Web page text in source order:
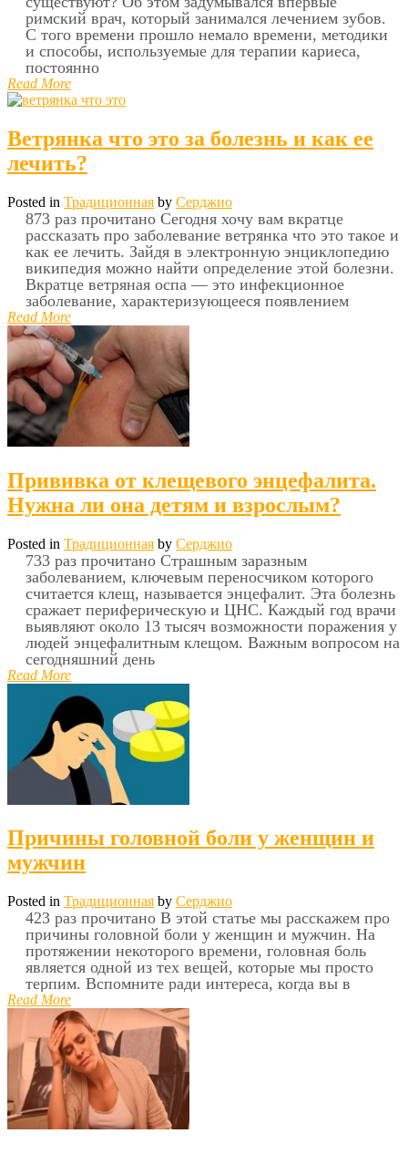
римский врач, который занимался лечением зубов.
С того времени прошло немало времени, методики
и способы, используемые для терапии кариеса,
постоянно
Read More
Ветрянка что это за болезнь и как ее
лечить?
Posted in Традиционная by Серджио
873 раз прочитано Сегодня хочу вам вкратце
рассказать про заболевание ветрянка что это такое и
как ее лечить. Зайдя в электронную энциклопедию
википедия можно найти определение этой болезни.
Вкратце ветряная оспа — это инфекционное
заболевание, характеризующееся появлением
Read More
Прививка от клещевого энцефалита.
Нужна ли она детям и взрослым?
Posted in Традиционная by Серджио
733 раз прочитано Страшным заразным
заболеванием, ключевым переносчиком которого
считается клещ, называется энцефалит. Эта болезнь
сражает периферическую и ЦНС. Каждый год врачи
выявляют около 13 тысяч возможности поражения у
людей энцефалитным клещом. Важным вопросом на
сегодняшний день
Read More
Причины головной боли у женщин и
мужчин
Posted in Традиционная by Серджио
423 раз прочитано В этой статье мы расскажем про
причины головной боли у женщин и мужчин. На
протяжении некоторого времени, головная боль
является одной из тех вещей, которые мы просто
терпим. Вспомните ради интереса, когда вы в
Read More